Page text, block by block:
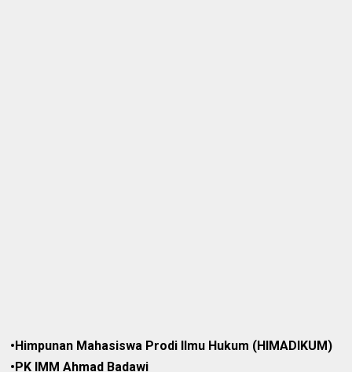
•Himpunan Mahasiswa Prodi Ilmu Hukum (HIMADIKUM)
•PK IMM Ahmad Badawi